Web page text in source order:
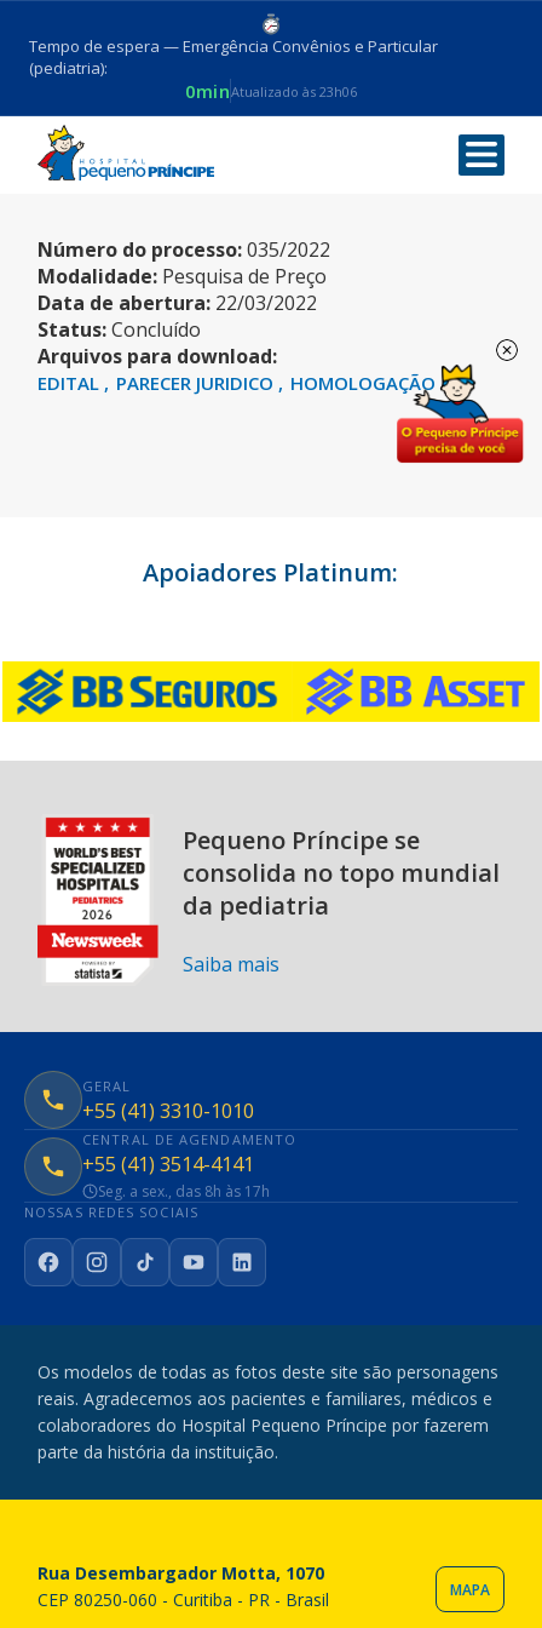
Tempo de espera — Emergência Convênios e Particular
(pediatria):
0minAtualizado às 23h06
PONTEIRAS
Número do processo:035/2022
Modalidade: Pesquisa de Preço
Data de abertura: 22/03/2022
Status:Concluído
Arquivos para download:
EDITAL PARECER JURIDICO HOMOLOGAÇÃO
Apoiadores Platinum:
Pequeno Príncipe se
consolida no topo mundial
da pediatria
Saiba mais
GERAL
+55 (41) 3310-1010
CENTRAL DE AGENDAMENTO
+55 (41) 3514-4141
Seg. a sex., das 8h às 17h
NOSSAS REDES SOCIAIS
FacebookInstagram
TikTokYouTubeLinkedIn
Os modelos de todas as fotos deste site são personagens
reais. Agradecemos aos pacientes e familiares, médicos e
colaboradores do Hospital Pequeno Príncipe por fazerem
parte da história da instituição.
Rua Desembargador Motta, 1070
CEP 80250-060 - Curitiba - PR - Brasil
MAPA